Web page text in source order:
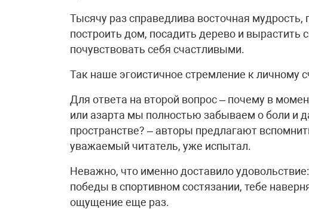
Тысячу раз справедлива восточная
построить дом, посадить дерево и
почувствовать себя счастливыми.
Так наше эгоистичное стремление к личному
Для ответа на второй вопрос – почему в
или азарта мы полностью забываем о боли и
пространстве? – авторы предлагают
уважаемый читатель, уже испытал.
Неважно, что именно доставило
победы в спортивном состязании, тебе
ощущение еще раз.